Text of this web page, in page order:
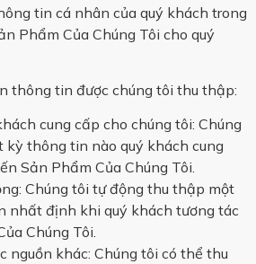
tin cá nhân của quý khách trong
Phẩm Của Chúng Tôi cho quý
thông tin được chúng tôi thu thập:
cung cấp cho chúng tôi: Chúng
thông tin nào quý khách cung
Sản Phẩm Của Chúng Tôi.
Chúng tôi tự động thu thập một
nhất định khi quý khách tương tác
Chúng Tôi.
nguồn khác: Chúng tôi có thể thu